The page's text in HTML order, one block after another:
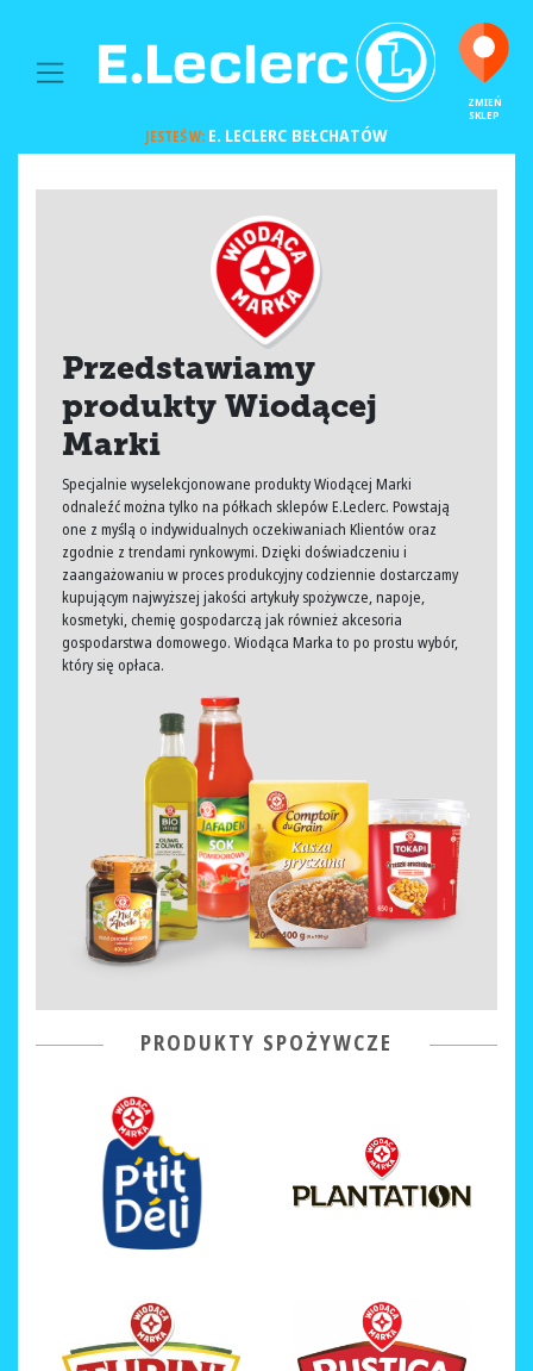
MAIN NAVIGATION
ZMIEŃ
SKLEP
JESTEŚ W: E. LECLERC BEŁCHATÓW
Przedstawiamy
produkty Wiodącej
Marki
Specjalnie wyselekcjonowane produkty Wiodącej Marki
odnaleźć można tylko na półkach sklepów E.Leclerc. Powstają
one z myślą o indywidualnych oczekiwaniach Klientów oraz
zgodnie z trendami rynkowymi. Dzięki doświadczeniu i
zaangażowaniu w proces produkcyjny codziennie dostarczamy
kupującym najwyższej jakości artykuły spożywcze, napoje,
kosmetyki, chemię gospodarczą jak również akcesoria
gospodarstwa domowego. Wiodąca Marka to po prostu wybór,
który się opłaca.
PRODUKTY SPOŻYWCZE